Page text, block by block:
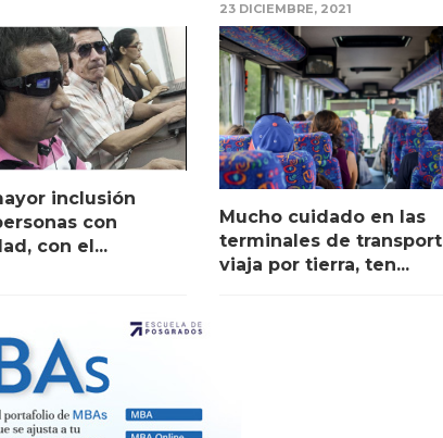
inclusión
con
con el...
23 DICIEMBRE, 2021
Mucho cuidado en las
terminales de
viaja por tierra, ten...